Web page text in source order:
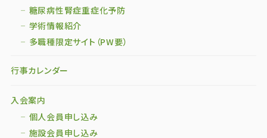
糖尿病性腎症重症化予防
学術情報紹介
多職種限定サイト（PW要）
行事カレンダー
入会案内
個人会員申し込み
施設会員申し込み